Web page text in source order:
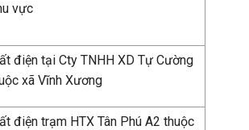
vực
điện tại Cty TNHH XD Tự Cường
xã Vĩnh Xương
điện trạm HTX Tân Phú A2 thuộc